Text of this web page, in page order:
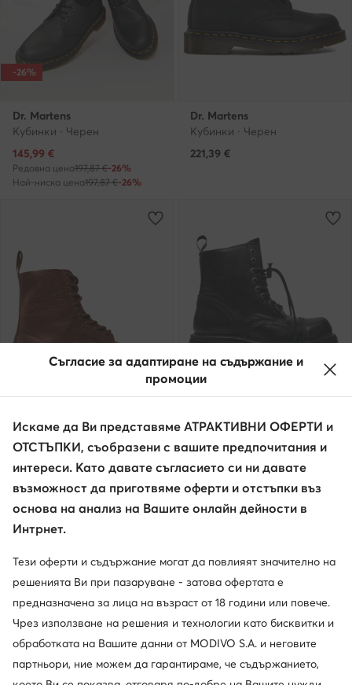
-26%
Dr. Martens
Кубинки · Черен
Актуална цена
145,99 €
Редовна цена197,87 €-26%
Най-ниска цена197,87 €-26%
Dr. Martens
Кубинки · Черен
221,39 €
Dr. Martens
Кубинки · Кафяв
186,99€
NEW ROCK
290,41€
Съгласие за адаптиране на съдържание и
промоции
Искаме да Ви представяме АТРАКТИВНИ ОФЕРТИ и
ОТСТЪПКИ, съобразени с вашите предпочитания и
интереси. Като давате съгласието си ни давате
възможност да приготвяме оферти и отстъпки въз
основа на анализ на Вашите онлайн дейности в
Интрнет.
Тези оферти и съдържание могат да повлияят значително на
решенията Ви при пазаруване - затова офертата е
предназначена за лица на възраст от 18 години или повече.
Чрез използване на решения и технологии като бисквитки и
обработката на Вашите данни от MODIVO S.A. и неговите
партньори, ние можем да гарантираме, че съдържанието,